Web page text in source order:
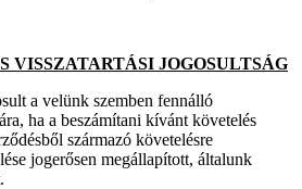
JOGOSULTSÁG
a velünk szemben fennálló
ha a beszámítani kívánt követelés
származó követelésre
jogerősen megállapított, általunk